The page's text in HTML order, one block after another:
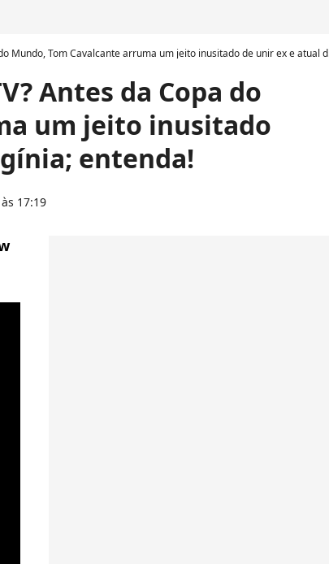
Tom Cavalcante arruma um jeito inusitado de unir ex e atual de Virgínia; entenda!
Antes da Copa do
um jeito inusitado
entenda!
17:19